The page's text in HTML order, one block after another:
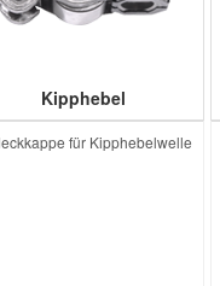
Kipphebel
für Kipphebelwelle